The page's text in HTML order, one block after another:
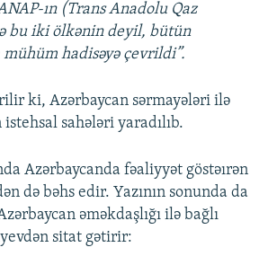
ın (Trans Anadolu Qaz
bu iki ölkənin deyil, bütün
hadisəyə çevrildi”.
ki, Azərbaycan sərmayələri ilə
sahələri yaradılıb.
Azərbaycanda fəaliyyət göstəırən
də bəhs edir. Yazının sonunda da
əməkdaşlığı ilə bağlı
sitat gətirir: